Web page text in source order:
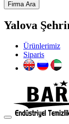
Firma Ara
Yalova
Ürünlerimiz
Siparis